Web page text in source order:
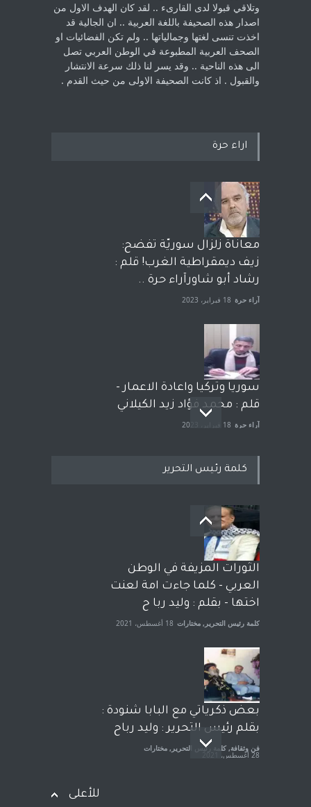
‏وتلاقي قبولا لدى القارىء ..‏ لقد كان الهدف الاول من
اصدار هذه الصحيفة باللغة العربية .. ان الجالية قد
اخذت ‏تنسى لغتها وجمالياتها .. ولم تكن الفضائيات او
الصحف العربية المطبوعة في الوطن ‏العربي تصل
الى هذه الناحية .. وقد يسر لنا ذلك سرعة الانتشار
والقبول . اذ كانت ‏الصحيفة الاولى من حيث القدم . ‏
اراء حرة
معاناة زلزال سوريّة تفضح:
زيف ديمقراطية الغرب! قلم :
رشاد أبو شاورآراء حرة ..
آراء حرة 18 فبراير، 2023
سوريا وتركيا واعادة الاعمار -
قلم : محمد فؤاد زيد الكيلاني
آراء حرة 18 فبراير، 2023
بعد معارك قضائية طاحنة كتب
وترافع فيها بنفسه مرة اخرى..
الشيخ طارق يوسف يقهر
الحكومة الأمريكية ، فأعطوه
الجنسية عن يد وهم صاغرون،
آراء حرة مختارات 7 أبريل، 2023
كلمة رئيس التحرير
الثورات المزيفة في الوطن
العربي - كلما جاءت امة لعنت
اختها - بقلم : وليد ربا ح
كلمة رئيس التحرير , مختارات 18 أغسطس، 2021
بعض ذكرياتي مع البابا شنودة :
بقلم رئيس التحرير : وليد رباح
فن وثقافة, كلمة رئيس التحرير , مختارات
28 أغسطس، 2021
للأعلى